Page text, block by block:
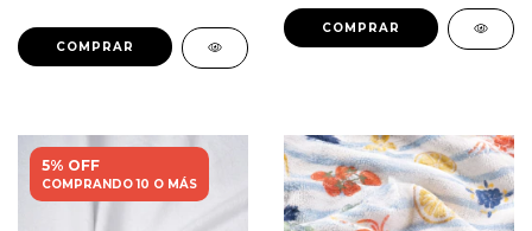
5% OFF
COMPRANDO 10 O MÁS